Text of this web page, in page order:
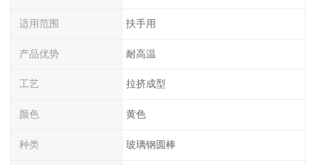
适用范围 扶手用
产品优势 耐高温
工艺 拉挤成型
颜色 黄色
种类 玻璃钢圆棒